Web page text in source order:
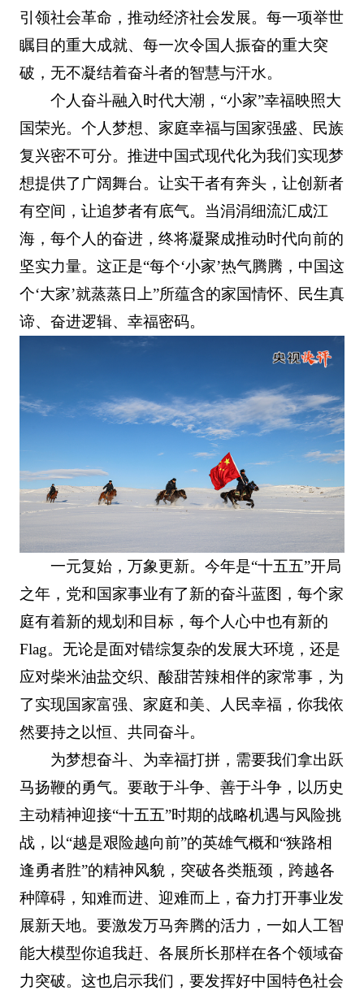
引领社会革命，推动经济社会发展。每一项举世
瞩目的重大成就、每一次令国人振奋的重大突
破，无不凝结着奋斗者的智慧与汗水。
个人奋斗融入时代大潮，“小家”幸福映照大
国荣光。个人梦想、家庭幸福与国家强盛、民族
复兴密不可分。推进中国式现代化为我们实现梦
想提供了广阔舞台。让实干者有奔头，让创新者
有空间，让追梦者有底气。当涓涓细流汇成江
海，每个人的奋进，终将凝聚成推动时代向前的
坚实力量。这正是“每个‘小家’热气腾腾，中国这
个‘大家’就蒸蒸日上”所蕴含的家国情怀、民生真
谛、奋进逻辑、幸福密码。
一元复始，万象更新。今年是“十五五”开局
之年，党和国家事业有了新的奋斗蓝图，每个家
庭有着新的规划和目标，每个人心中也有新的
Flag。无论是面对错综复杂的发展大环境，还是
应对柴米油盐交织、酸甜苦辣相伴的家常事，为
了实现国家富强、家庭和美、人民幸福，你我依
然要持之以恒、共同奋斗。
为梦想奋斗、为幸福打拼，需要我们拿出跃
马扬鞭的勇气。要敢于斗争、善于斗争，以历史
主动精神迎接“十五五”时期的战略机遇与风险挑
战，以“越是艰险越向前”的英雄气概和“狭路相
逢勇者胜”的精神风貌，突破各类瓶颈，跨越各
种障碍，知难而进、迎难而上，奋力打开事业发
展新天地。要激发万马奔腾的活力，一如人工智
能大模型你追我赶、各展所长那样在各个领域奋
力突破。这也启示我们，要发挥好中国特色社会